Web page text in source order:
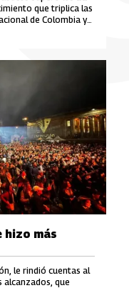
que triplica las
de Colombia y
este crecimiento.
hizo más
le rindió cuentas al
que